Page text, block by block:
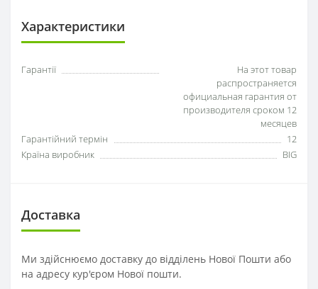
Характеристики
Гарантії
На этот товар
распространяется
официальная гарантия от
производителя сроком 12
месяцев
Гарантійний термін
12
Країна виробник
BIG
Доставка
Ми здійснюємо доставку до відділень Нової Пошти або
на адресу кур'єром Нової пошти.